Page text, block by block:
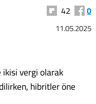
42 0
11.05.2025
vergi olarak
hibritler öne